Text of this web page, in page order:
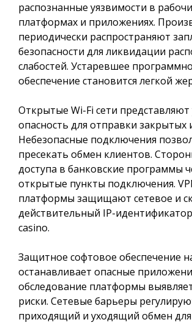
распознанные уязвимости в
платформах и приложениях.
периодически распространяют
безопасности для ликвидации
слабостей. Устаревшее
обеспечение становится легкой
Открытые Wi-Fi сети
опасность для отправки
Небезопасные подключения
пресекать обмен клиентов.
доступа в банковские программы
открытые пункты подключения.
платформы защищают сетевое и
действительный IP-
casino.
Защитное софтовое обеспечение
останавливает опасные
обследование платформы
риски. Сетевые барьеры
приходящий и уходящий обмен для